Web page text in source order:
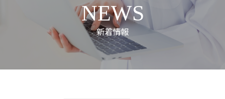
NEWS
新着情報